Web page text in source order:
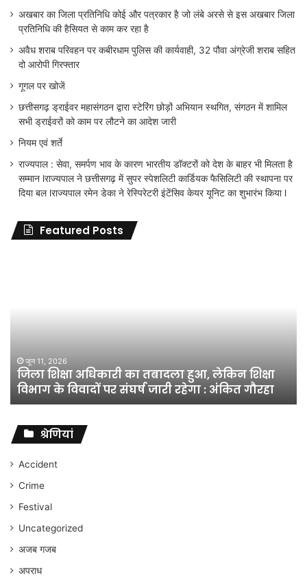
अखबार का जिला प्रतिनिधि कोई और पत्रकार है जो लंबे अरसे से इस अखबार जिला
प्रतिनिधि की हैसियत से काम कर रहा है
अवैध शराब परिवहन पर कबीरधाम पुलिस की कार्यवाही, 32 पौवा अंग्रेजी शराब सहित
दो आरोपी गिरफ्तार
गूगल पर खोजें
छत्तीसगढ़ ड्राईवर महासंगठन द्वारा स्टेरिंग छोड़ों अभियान स्थगित, संगठन में शामिल
सभी ड्राईवरों को काम पर लौटने का आदेश जारी
नियम एवं शर्ते
राज्यपाल : सेवा, समर्पण भाव के कारण भारतीय डॉक्टरों को देश के बाहर भी मिलता है
सम्मान lराज्यपाल ने छत्तीसगढ़ में सुपर स्पेशलिटी कार्डियक फैसिलिटी की स्थापना पर
दिया बल lराज्यपाल रमेन डेका ने रेस्पिरेटरी इंटेंसिव केयर यूनिट का शुभारंभ किया l
Featured Posts
शिक्षा
विभाग
विवादों
संघर्ष
जारी
रहेगा
अंकित
गौरहा
जून 11, 2026
जिला शिक्षा अधिकारी का तबादला हुआ, लेकिन शिक्षा
विभाग के विवादों पर संघर्ष जारी रहेगा : अंकित गौरहा
श्रेणियां
Accident
Crime
Festival
Uncategorized
अजब गजब
अपराध